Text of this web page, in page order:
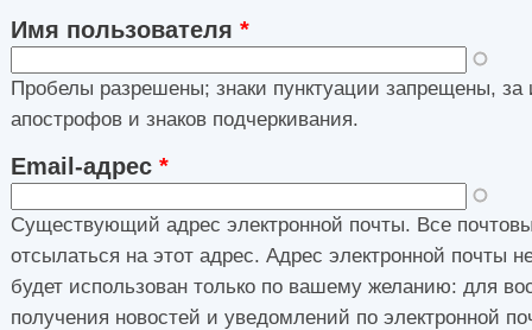
Имя пользователя *
Пробелы разрешены; знаки пунктуации запрещены, за
апострофов и знаков подчеркивания.
Email-адрес *
Существующий адрес электронной почты. Все
отсылаться на этот адрес. Адрес электронной почты
будет использован только по вашему желанию: для
получения новостей и уведомлений по электронной